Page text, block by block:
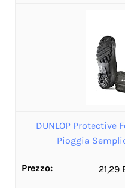
DUNLOP Protective
Pioggia
21,29